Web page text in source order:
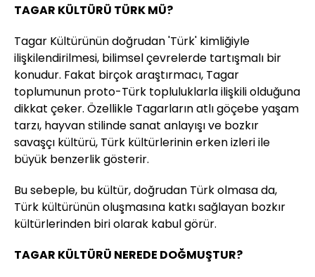
TAGAR KÜLTÜRÜ TÜRK MÜ?
Tagar Kültürünün doğrudan 'Türk' kimliğiyle
ilişkilendirilmesi, bilimsel çevrelerde tartışmalı bir
konudur. Fakat birçok araştırmacı, Tagar
toplumunun proto-Türk topluluklarla ilişkili olduğuna
dikkat çeker. Özellikle Tagarların atlı göçebe yaşam
tarzı, hayvan stilinde sanat anlayışı ve bozkır
savaşçı kültürü, Türk kültürlerinin erken izleri ile
büyük benzerlik gösterir.
Bu sebeple, bu kültür, doğrudan Türk olmasa da,
Türk kültürünün oluşmasına katkı sağlayan bozkır
kültürlerinden biri olarak kabul görür.
TAGAR KÜLTÜRÜ NEREDE DOĞMUŞTUR?